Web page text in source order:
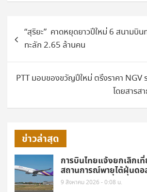
แนะแนว
เรื่อง“สุริยะ” คาดหยุดยาวปีใหม่ 6 สนามบิ
ทะลัก 2.65 ล้านคน
PTT มอบของขวัญปีใหม่ ตรึงราคา NGV
โดยสารส
ข่าวล่าสุด
การบินไทยแจ้งยกเลิกเ
สถานการณ์พายุไต้ฝุ่นด
9 สิงหาคม 2026 - 0:08 น.